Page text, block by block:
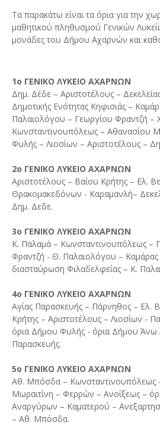
Tα παρακάτω είναι τα όρια για την
μαθητικού πληθυσμού Γενικών
μονάδες του Δήμου Αχαρνών και
1ο ΓΕΝΙΚΟ ΛΥΚΕΙΟ ΑΧΑΡΝΩΝ
Δημ. Δέδε – Αριστοτέλους –
Δημοτικής Ενότητας Κηφισιάς –
Παλαιολόγου – Γεωργίου Φραντζή –
Κωνσταντινουπόλεως – Αθανασίου
Φυλής – Λιοσίων – Αριστοτέλους –
2ο ΓΕΝΙΚΟ ΛΥΚΕΙΟ ΑΧΑΡΝΩΝ
Αριστοτέλους – Βαίου Κρήτης – Ελ.
Θρακομακεδόνων - Καραμανλή–
Δημ. Δεδε.
3ο ΓΕΝΙΚΟ ΛΥΚΕΙΟ ΑΧΑΡΝΩΝ
Κ. Παλαμά – Κωνσταντινουπόλεως –
Φραντζή - Θ. Παλαιολόγου –
διασταύρωση Φιλαδελφείας – Κ.
4ο ΓΕΝΙΚΟ ΛΥΚΕΙΟ ΑΧΑΡΝΩΝ
Αγίας Παρασκευής – Πάρνηθος – Ελ.
Κρήτης – Αριστοτέλους – Λιοσίων -
όρια Δήμου Φυλής - όρια Δήμου Άνω
Παρασκευής.
5ο ΓΕΝΙΚΟ ΛΥΚΕΙΟ ΑΧΑΡΝΩΝ
Αθ. Μπόσδα – Κωνσταντινουπόλεως
Μωραιτίνη – Φερρών – Ανοίξεως –
Αναργύρων – Καματερού –
– Αθ. Μπόσδα.